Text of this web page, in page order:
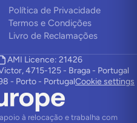
Política de Privacidade
Termos e Condições
Livro de Reclamações
AMI Licence: 21426
4715-125 - Braga - Portugal
- Porto - PortugalCookie settings
à relocação e trabalha com